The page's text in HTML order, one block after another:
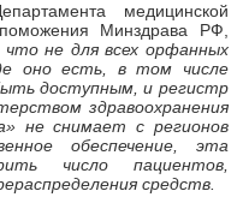
медицинской
Минздрава РФ,
не для всех орфанных
оно есть, в том числе
доступным, и регистр
здравоохранения
не снимает с регионов
обеспечение, эта
число пациентов,
средств.